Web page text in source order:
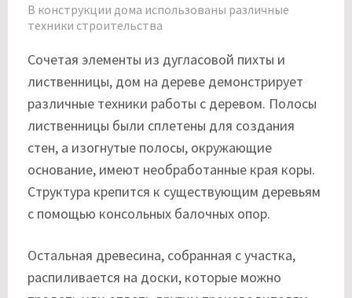
В конструкции дома использованы различные
техники строительства
Сочетая элементы из дугласовой пихты и
лиственницы, дом на дереве демонстрирует
различные техники работы с деревом. Полосы
лиственницы были сплетены для создания
стен, а изогнутые полосы, окружающие
основание, имеют необработанные края коры.
Структура крепится к существующим деревьям
с помощью консольных балочных опор.
Остальная древесина, собранная с участка,
распиливается на доски, которые можно